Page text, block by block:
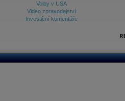
Volby v USA
Video zpravodajství
Investiční komentáře